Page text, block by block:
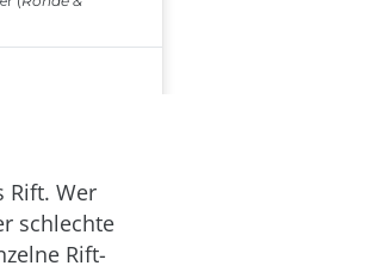
Rift. Wer
schlechte
Rift-